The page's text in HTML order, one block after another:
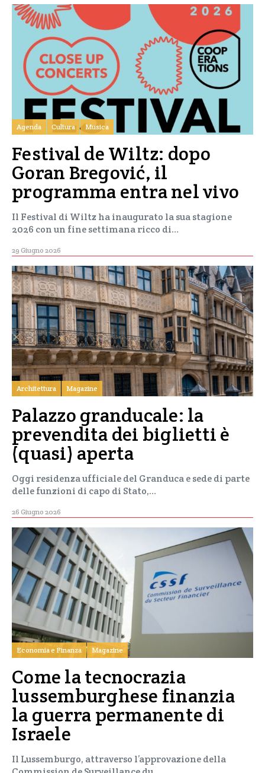
Agenda Cultura Musica
Festival de Wiltz: dopo
Goran Bregović, il
programma entra nel vivo
Il Festival di Wiltz ha inaugurato la sua stagione
2026 con un fine settimana ricco di…
29 Giugno 2026
Architettura Magazine
Palazzo granducale: la
prevendita dei biglietti è
(quasi) aperta
Oggi residenza ufficiale del Granduca e sede di parte
delle funzioni di capo di Stato,…
26 Giugno 2026
Economia e Finanza Magazine
Come la tecnocrazia
lussemburghese finanzia
la guerra permanente di
Israele
Il Lussemburgo, attraverso l’approvazione della